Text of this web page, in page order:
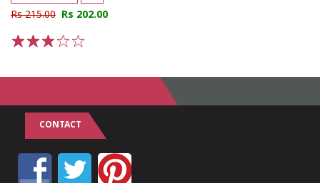
Rs 215.00 Rs 202.00
CONTACT